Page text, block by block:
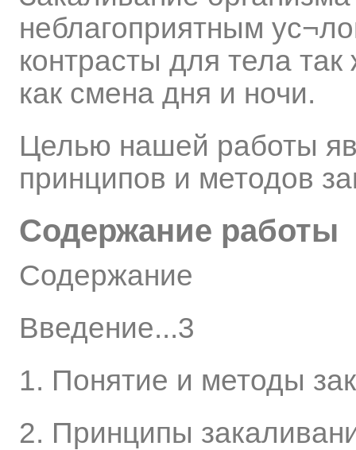
неблагоприятным
контрасты для тела
как смена дня и ночи.
Целью нашей работы
принципов и методов
Содержание работы
Содержание
Введение...3
1. Понятие и методы
2. Принципы